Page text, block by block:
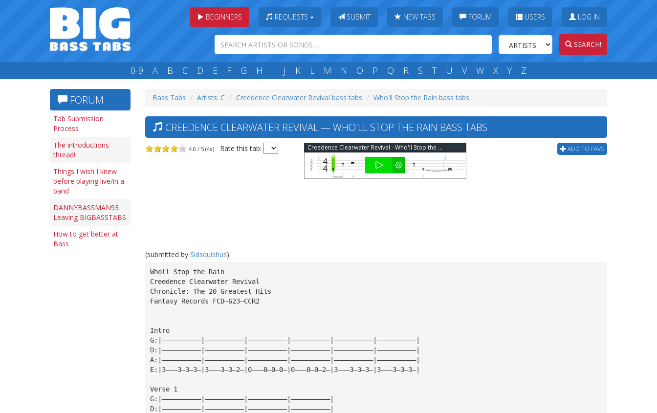
BEGINNERS REQUESTS SUBMIT NEW TABS FORUM USERS LOG IN
SEARCH!
0-9 A B C D E F G H I J K L M N O P Q R S T U V W X Y Z
FORUM
Tab Submission
Process
The introductions
thread!
Things I wish I knew
before playing live/in a
band
DANNYBASSMAN93
Leaving BIGBASSTABS
How to get better at
Bass
Bass Tabs Artists: C Creedence Clearwater Revival bass tabs Who'll Stop the Rain bass tabs
CREEDENCE CLEARWATER REVIVAL — WHO'LL STOP THE RAIN BASS TABS
4.0 / 5 (4x) Rate this tab: ADD TO FAVS
Creedence Clearwater Revival - Who'll Stop the Rain Bass Tab
(submitted by Sidsquishus)
Wholl Stop the Rain
Creedence Clearwater Revival
Chronicle: The 20 Greatest Hits
Fantasy Records FCD—623—CCR2
Intro
G:|——————————|——————————|——————————|——————————|——————————|——————————|
D:|——————————|——————————|——————————|——————————|——————————|——————————|
A:|——————————|——————————|——————————|——————————|——————————|——————————|
E:|3———3—3—3—|3———3—3—2—|0———0—0—0—|0———0—0—2—|3———3—3—3—|3———3—3—3—|
Verse 1
G:|——————————|——————————|——————————|——————————|
D:|——————————|——————————|——————————|——————————|